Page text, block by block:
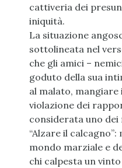
cattiveria dei
iniquità.
La situazione
sottolineata nel
che gli amici –
goduto della sua
al malato,
violazione dei
considerata uno dei
“Alzare il
mondo marziale e
chi calpesta un